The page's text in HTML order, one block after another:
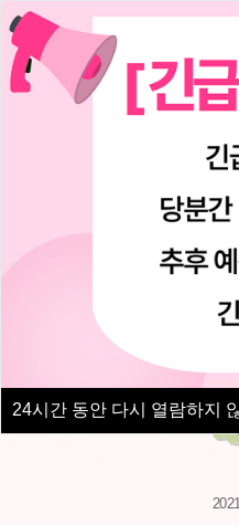
24시간 동안 다시 열람하지